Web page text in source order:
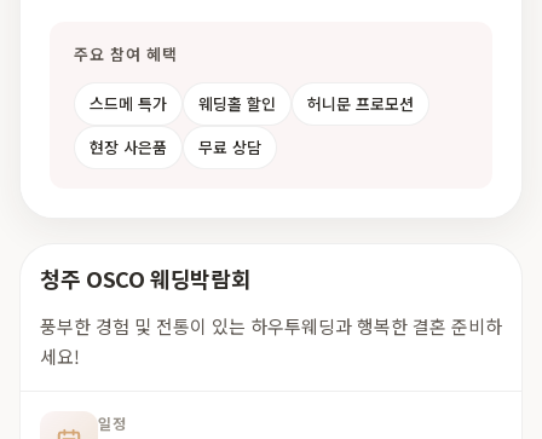
주요 참여 혜택
스드메 특가 웨딩홀 할인
허니문 프로모션
현장 사은품
무료 상담
청주 OSCO 웨딩박람회
풍부한 경험 및 전통이 있는 하우투웨딩과 행복한 결혼 준비하
세요!
일정